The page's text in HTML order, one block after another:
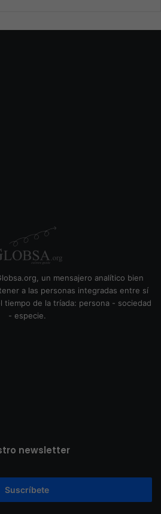
un mensajero analítico bien
a las personas integradas entre sí
de la tríada: persona - sociedad
- especie.
newsletter
Suscríbete